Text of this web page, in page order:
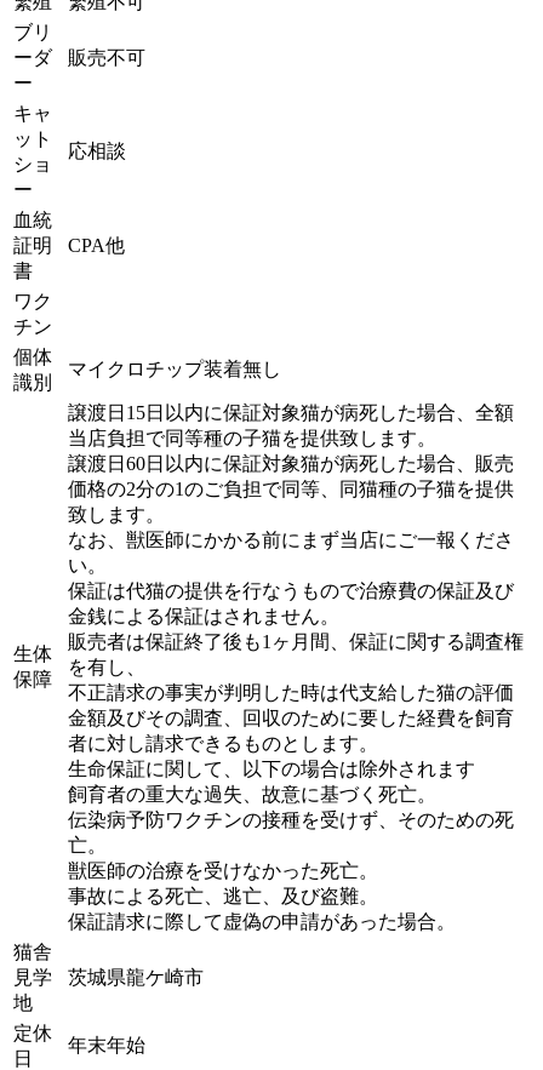
ブリ
ーダ
ー
販売不可
キャ
ット
ショ
ー
応相談
血統
証明
書
CPA他
ワク
チン
個体
識別
マイクロチップ装着無し
生体
保障
譲渡日15日以内に保証対象猫が病死した場合、全額
当店負担で同等種の子猫を提供致します。
譲渡日60日以内に保証対象猫が病死した場合、販売
価格の2分の1のご負担で同等、同猫種の子猫を提供
致します。
なお、獣医師にかかる前にまず当店にご一報くださ
い。
保証は代猫の提供を行なうもので治療費の保証及び
金銭による保証はされません。
販売者は保証終了後も1ヶ月間、保証に関する調査権
を有し、
不正請求の事実が判明した時は代支給した猫の評価
金額及びその調査、回収のために要した経費を飼育
者に対し請求できるものとします。
生命保証に関して、以下の場合は除外されます
飼育者の重大な過失、故意に基づく死亡。
伝染病予防ワクチンの接種を受けず、そのための死
亡。
獣医師の治療を受けなかった死亡。
事故による死亡、逃亡、及び盗難。
保証請求に際して虚偽の申請があった場合。
猫舎
見学
地
茨城県龍ケ崎市
定休
日
年末年始